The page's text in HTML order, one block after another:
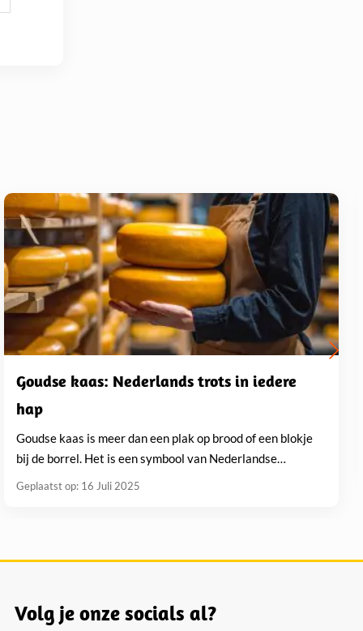
Goudse kaas: Nederlands trots in iedere
hap
Goudse kaas is meer dan een plak op brood of een blokje
bij de borrel. Het is een symbool van Nederlandse
eetcultuur, een wereldwijd erkende...
Geplaatst op: 16 Juli 2025
Volg je onze socials al?